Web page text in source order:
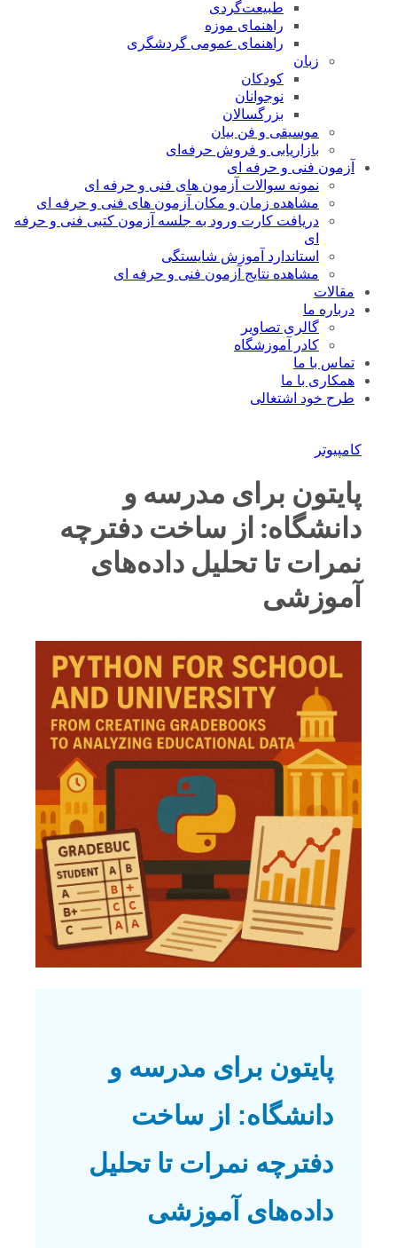
طبیعت‌گردی
راهنمای موزه
راهنمای عمومی گردشگری
زبان
کودکان
نوجوانان
بزرگسالان
موسیقی و فن بیان
بازاریابی و فروش حرفه‌ای
آزمون فنی و حرفه ای
نمونه سوالات آزمون های فنی و حرفه ای
مشاهده زمان و مکان آزمون های فنی و حرفه ای
دریافت کارت ورود به جلسه آزمون کتبی فنی و حرفه
ای
استاندارد آموزش شایستگی
مشاهده نتایج آزمون فنی و حرفه ای
مقالات
درباره ما
گالری تصاویر
کادر آموزشگاه
تماس با ما
همکاری با ما
طرح خود اشتغالی
کامپیوتر
پایتون برای مدرسه و
دانشگاه: از ساخت دفترچه
نمرات تا تحلیل داده‌های
آموزشی
پایتون برای مدرسه و
دانشگاه: از ساخت
دفترچه نمرات تا تحلیل
داده‌های آموزشی